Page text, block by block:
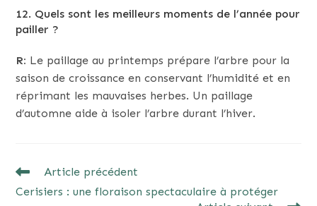
12. Quels sont les meilleurs moments de l’année pour
pailler ?
R: Le paillage au printemps prépare l’arbre pour la
saison de croissance en conservant l’humidité et en
réprimant les mauvaises herbes. Un paillage
d’automne aide à isoler l’arbre durant l’hiver.
READ
MORE
ARTICLES
Article précédent
Cerisiers : une floraison spectaculaire à protéger